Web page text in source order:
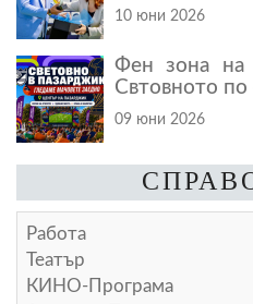
10 юни 2026
Фен зона на
Свтовното
09 юни 2026
Работа
Театър
КИНО-Програма